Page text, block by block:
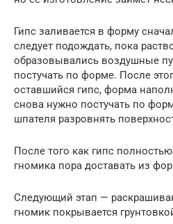
Гипс заливается в форму
следует подождать, пока
образовывались воздушные
постучать по форме. После
оставшийся гипс, форма
снова нужно постучать по
шпателя разровнять
После того как гипс
гномика пора доставать из
Следующий этап —
гномик покрывается